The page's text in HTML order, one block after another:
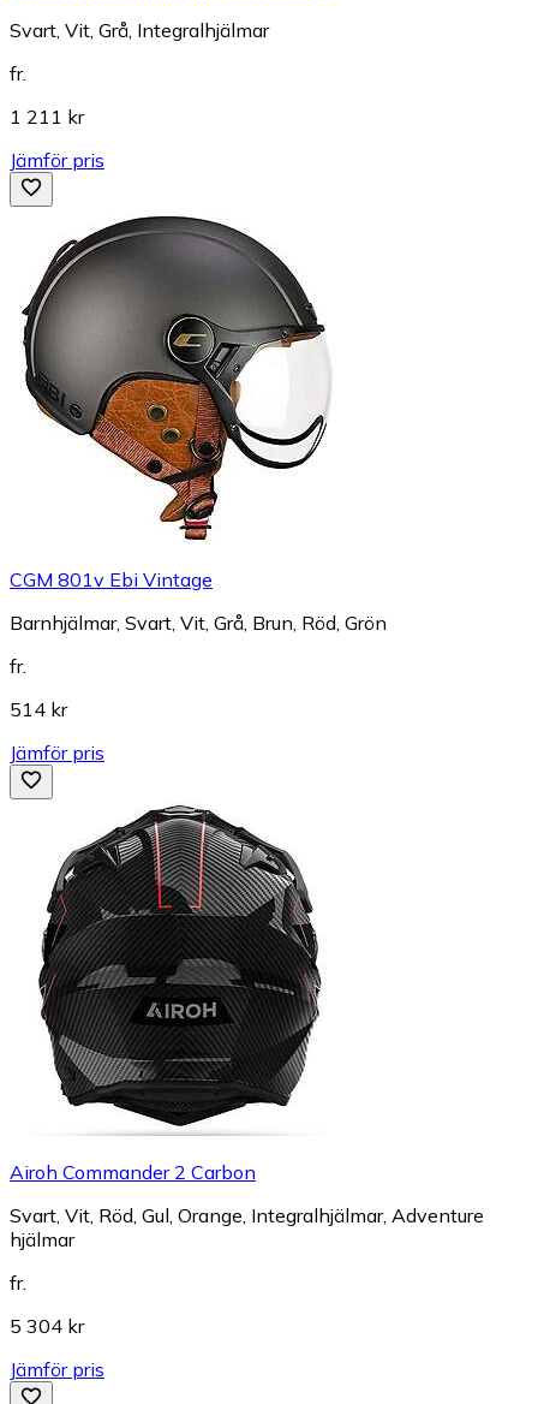
Svart, Vit, Grå, Integralhjälmar
fr.
1 211 kr
Jämför pris
CGM 801v Ebi Vintage
Barnhjälmar, Svart, Vit, Grå, Brun, Röd, Grön
fr.
514 kr
Jämför pris
Airoh Commander 2 Carbon
Svart, Vit, Röd, Gul, Orange, Integralhjälmar, Adventure
hjälmar
fr.
5 304 kr
Jämför pris